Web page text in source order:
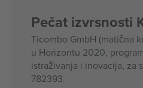
Pečat izvrsnosti
Ticombo GmbH (matična
u Horizontu 2020,
istraživanja i inovacija, za
782393.